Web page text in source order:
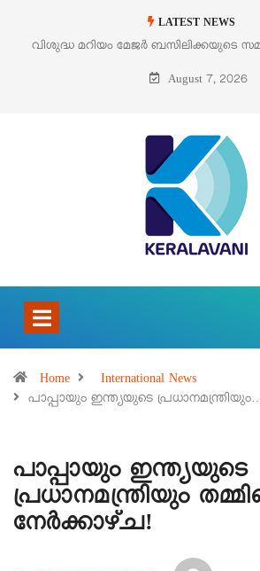
LATEST NEWS
മേജർ ബസിലിക്കയുടെ സമർപ്പണ
August 7, 2026
Home
International News
പാപ്പായും ഇന്ത്യയുടെ
പാപ്പായും ഇന്ത്യയുടെ
പ്രധാനമന്ത്രിയും
നേർക്കാഴ്ച!